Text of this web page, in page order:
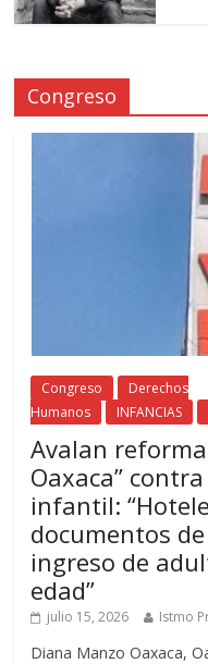
Congreso
Congreso
Derechos
Humanos
INFANCIAS
Avalan
Oaxaca”
infantil:
documentos
ingreso de
edad”
julio 15, 2026 Istmo
Diana Manzo Oaxaca,